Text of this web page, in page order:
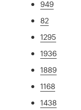
949
82
1295
1936
1889
1168
1438